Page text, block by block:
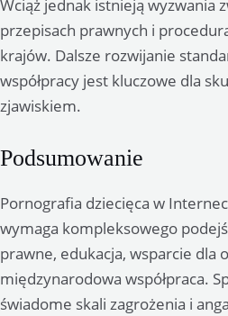
Wciąż jednak istnieją wyzwania
przepisach prawnych i
krajów. Dalsze rozwijanie
współpracy jest kluczowe dla
zjawiskiem.
Podsumowanie
Pornografia dziecięca w
wymaga kompleksowego
prawne, edukacja, wsparcie dla
międzynarodowa współpraca.
świadome skali zagrożenia i